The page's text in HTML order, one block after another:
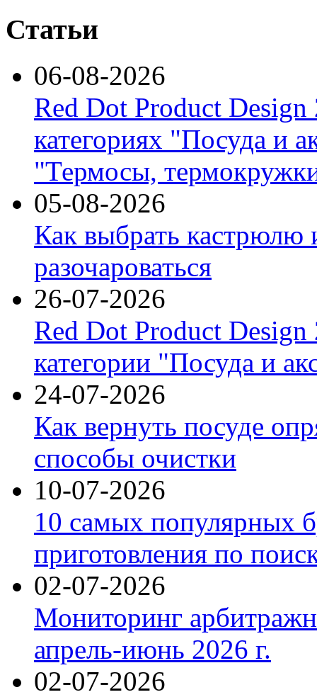
Статьи
06-08-2026
Red Dot Product Design
категориях "Посуда и
"Термосы,
05-08-2026
Как выбрать кастрюлю
разочароваться
26-07-2026
Red Dot Product Design
категории "Посуда и
24-07-2026
Как вернуть посуде
способы очистки
10-07-2026
10 самых популярных
приготовления по
02-07-2026
Мониторинг
апрель-июнь 2026 г.
02-07-2026